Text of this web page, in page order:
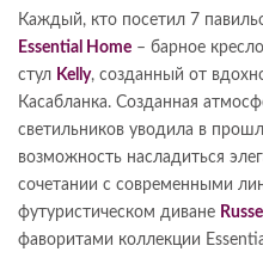
Каждый, кто посетил 7
Essential Home – барное кресло
стул Kelly, созданный от
Касабланка. Созданная
светильников уводила в
возможность насладиться
сочетании с современными
футуристическом диване Russel
фаворитами коллекции